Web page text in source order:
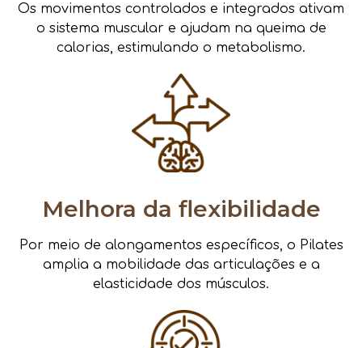
Os movimentos controlados e integrados ativam
o sistema muscular e ajudam na queima de
calorias, estimulando o metabolismo.
Melhora da flexibilidade
Por meio de alongamentos específicos, o Pilates
amplia a mobilidade das articulações e a
elasticidade dos músculos.